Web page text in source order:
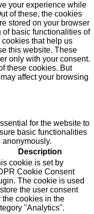
your experience while
of these, the cookies
stored on your browser
of basic functionalities of
that help us
this website. These
only with your consent.
these cookies. But
affect your browsing
for the website to
basic functionalities
Description
cookie is set by
Cookie Consent
The cookie is used
the user consent
the cookies in the
"Analytics".